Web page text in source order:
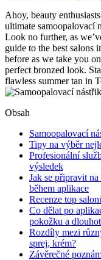
Ahoy, beauty
ultimate samoopalovací
Look no further, as
guide to the best salons
before as we take you
perfect bronzed look.
flawless summer tan in
Obsah
Samoopalovací
Tipy na výběr
Profesionální
výsledek
Jak se připravit
během aplikace
Recenze top
Co dělat po
pokožku a
Rozdíly mezi
sprej, krém?
Závěrečné